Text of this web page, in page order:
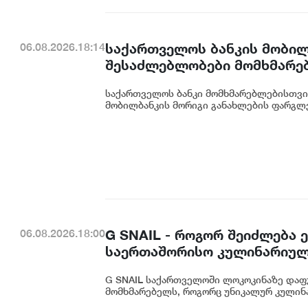
06.08.2026.18:14საქართველოს ბანკის
შესაძლებლობები
საქართველოს ბანკი
მობილბანკის მორიგი განახლების
06.08.2026.18:00G SNAIL - როგორ შეიძლება
საერთაშორისო
G SNAIL საქართველოში ლოკოკინაზე
მომხმარებელს, როგორც უნიკალურ